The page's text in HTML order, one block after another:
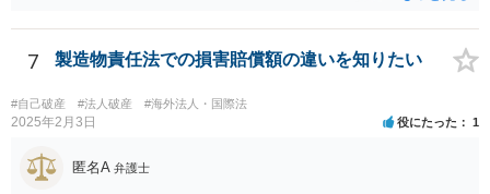
頼し絵を作ってもらいそれを元に工場へ作成依頼などした場合」につ
いては、作ってもらった絵がオリジナルのものであれば問題はありま
せんが（ただし絵師などから権利を得ておく必要があります。）、既
存のキャラクターやそれに類似するものであれば、その権利元から許
諾を受けない限り著作権侵害となる可能性が高いです。
7 製造物責任法での損害賠償額の違いを知りたい
#自己破産 #法人破産 #海外法人・国際法
2025年2月3日 役にたった 1
匿名A 弁護士